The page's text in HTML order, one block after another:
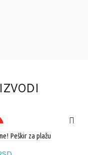
Peškir za plažu